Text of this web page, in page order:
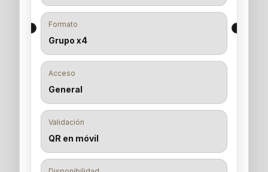
Formato
Grupo x4
Acceso
General
Validación
QR en móvil